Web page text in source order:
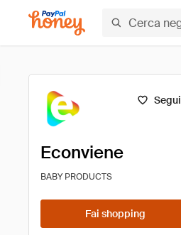
Segui
Econviene
BABY PRODUCTS
Fai shopping